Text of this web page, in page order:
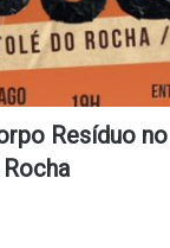
Resíduo